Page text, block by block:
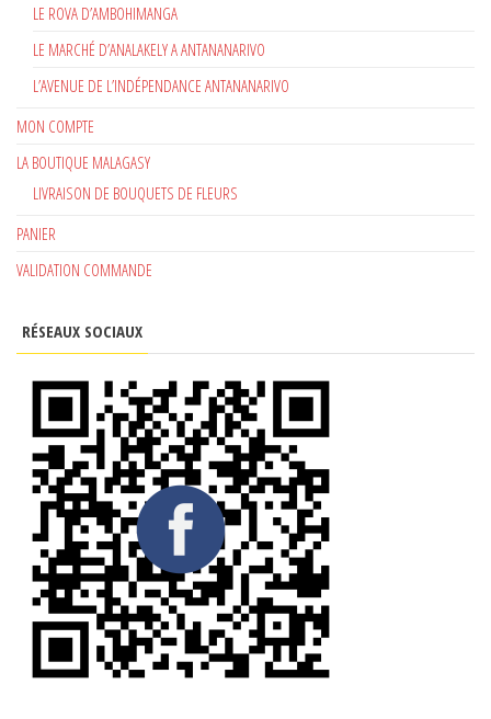
LE ROVA D’AMBOHIMANGA
LE MARCHÉ D’ANALAKELY A ANTANANARIVO
L’AVENUE DE L’INDÉPENDANCE ANTANANARIVO
MON COMPTE
LA BOUTIQUE MALAGASY
LIVRAISON DE BOUQUETS DE FLEURS
PANIER
VALIDATION COMMANDE
RÉSEAUX SOCIAUX